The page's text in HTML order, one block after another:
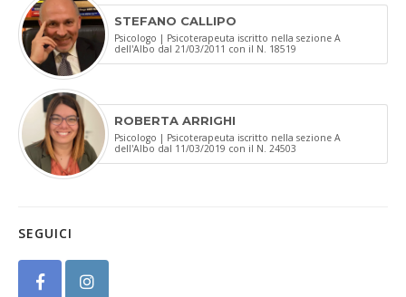
STEFANO CALLIPO
Psicologo | Psicoterapeuta iscritto nella sezione A
dell'Albo dal 21/03/2011 con il N. 18519
ROBERTA ARRIGHI
Psicologo | Psicoterapeuta iscritto nella sezione A
dell'Albo dal 11/03/2019 con il N. 24503
SEGUICI